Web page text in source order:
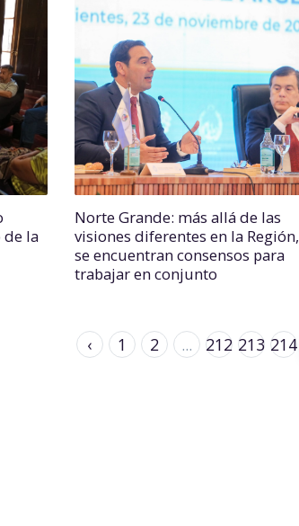
la
Norte Grande: más allá de las
visiones diferentes en la Región,
se encuentran consensos para
trabajar en conjunto
‹ 1 2 ... 212 213 214